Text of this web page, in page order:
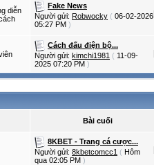
diễn
Fake News
Người gửi: Robwocky ( 06-02-2026
05:27 PM )
Cách đấu điện bộ...
Người gửi: kimchi1981 ( 11-09-
2025 07:20 PM )
Bài cuối
8KBET - Trang cá cược...
Người gửi: 8kbetcomcc1 ( Hôm
qua 02:05 PM )